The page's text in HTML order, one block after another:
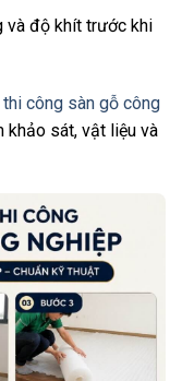
và độ khít trước khi
thi công sàn gỗ công
khảo sát, vật liệu và